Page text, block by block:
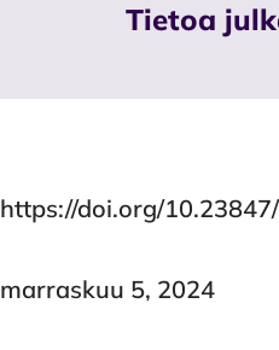
Tietoa
https://doi.org/
marraskuu 5, 2024